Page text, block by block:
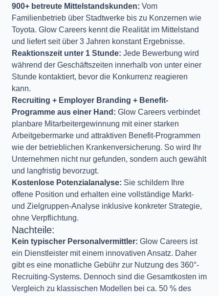
900+ betreute Mittelstandskunden: Vom
Familienbetrieb über Stadtwerke bis zu Konzernen wie
Toyota. Glow Careers kennt die Realität im Mittelstand
und liefert seit über 3 Jahren konstant Ergebnisse.
Reaktionszeit unter 1 Stunde: Jede Bewerbung wird
während der Geschäftszeiten innerhalb von unter einer
Stunde kontaktiert, bevor die Konkurrenz reagieren
kann.
Recruiting + Employer Branding + Benefit-
Programme aus einer Hand: Glow Careers verbindet
planbare Mitarbeitergewinnung mit einer starken
Arbeitgebermarke und attraktiven Benefit-Programmen
wie der betrieblichen Krankenversicherung. So wird Ihr
Unternehmen nicht nur gefunden, sondern auch gewählt
und langfristig bevorzugt.
Kostenlose Potenzialanalyse: Sie schildern Ihre
offene Position und erhalten eine vollständige Markt-
und Zielgruppen-Analyse inklusive konkreter Strategie,
ohne Verpflichtung.
Nachteile:
Kein typischer Personalvermittler: Glow Careers ist
ein Dienstleister mit einem innovativen Ansatz. Daher
gibt es eine monatliche Gebühr zur Nutzung des 360°-
Recruiting-Systems. Dennoch sind die Gesamtkosten im
Vergleich zu klassischen Modellen bei ca. 50 % des